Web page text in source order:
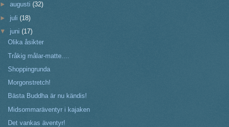
►augusti(32)
► juli(18)
▼ juni(17)
Olika åsikter
Tråkig målar-matte....
Shoppingrunda
Morgonstretch!
Bästa Buddha är nu kändis!
Midsommaräventyr i kajaken
Det vankas äventyr!